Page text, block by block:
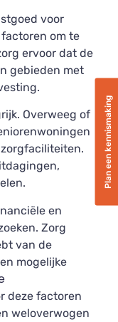
Plan een kennismaking
voor
om te
ervoor dat de
gebieden met
Overweeg of
en
Zorg
van de
mogelijke
deze factoren
weloverwogen